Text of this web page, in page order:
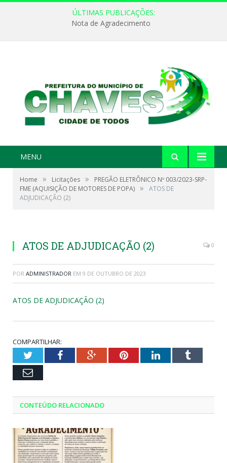
ÚLTIMAS PUBLICAÇÕES:
Nota de Agradecimento
MENU
Home » Licitações »
PREGÃO ELETRÔNICO Nº 003/2023-SRP-
FME (AQUISIÇÃO DE MOTORES DE POPA) »
ATOS DE
ADJUDICAÇÃO (2)
ATOS DE ADJUDICAÇÃO (2) 0
POR ADMINISTRADOR EM 9 DE OUTUBRO DE 2023
ATOS DE ADJUDICAÇÃO (2)
COMPARTILHAR:
TwitterFacebookGoogle+PinterestLinkedInTumblr
Email
CONTEÚDO RELACIONADO